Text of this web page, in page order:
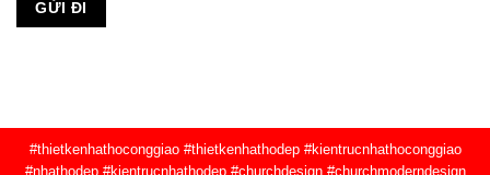
#thietkenhathoconggiao #thietkenhathodep #kientrucnhathoconggiao
#nhathodep #kientrucnhathodep #churchdesign #churchmoderndesign